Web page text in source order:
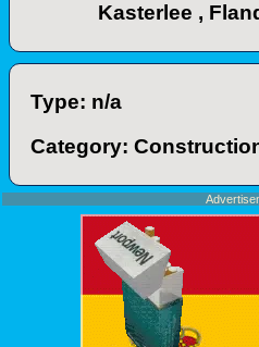
Kasterlee ,
Type: n/a
Category: